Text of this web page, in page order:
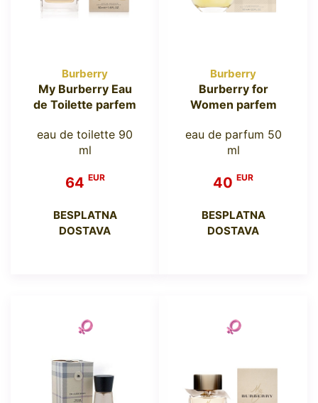
Burberry
My Burberry Eau
de Toilette parfem
eau de toilette 90
ml
64 EUR
BESPLATNA
DOSTAVA
Burberry
Burberry for
Women parfem
eau de parfum 50
ml
40 EUR
BESPLATNA
DOSTAVA